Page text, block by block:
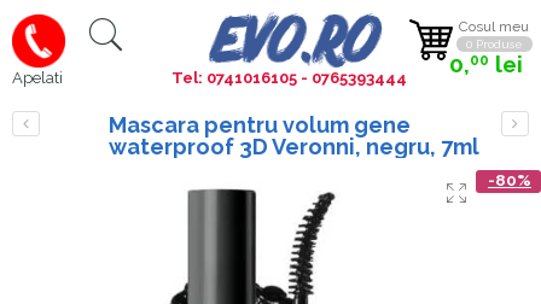
Apelati
Cosul meu
0 Produse
0,00 lei
Tel: 0741016105 - 0765393444
Mascara pentru volum gene
waterproof 3D Veronni, negru, 7ml
-80%